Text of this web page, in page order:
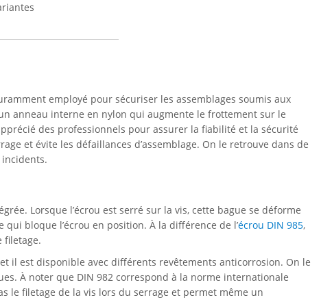
employé pour sécuriser les assemblages soumis aux
anneau interne en nylon qui augmente le frottement sur le
des professionnels pour assurer la fiabilité et la sécurité
et évite les défaillances d’assemblage. On le retrouve dans de
Lorsque l’écrou est serré sur la vis, cette bague se déforme
bloque l’écrou en position. À la différence de l’écrou DIN 985,
filetage.
il est disponible avec différents revêtements anticorrosion. On le
À noter que DIN 982 correspond à la norme internationale
le filetage de la vis lors du serrage et permet même un